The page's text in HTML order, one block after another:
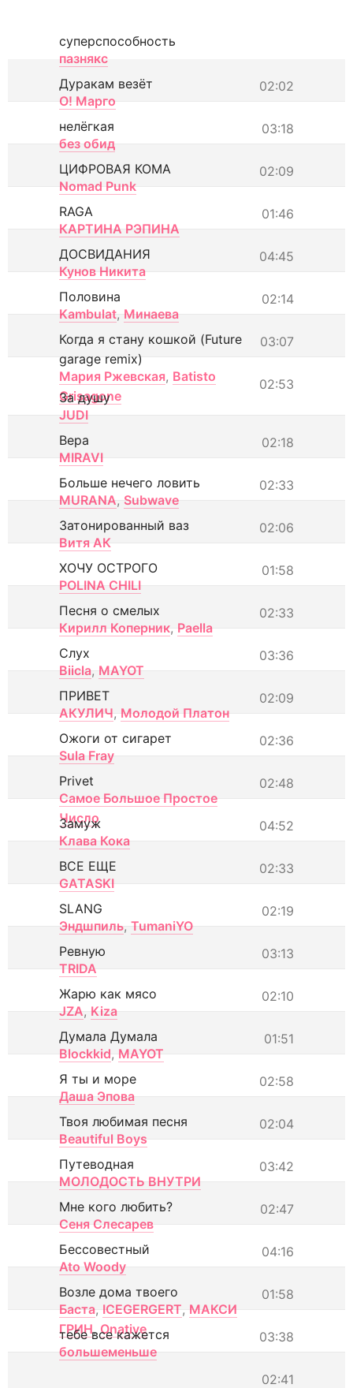
суперспособность
пазнякс
02:02
Дуракам везёт
О! Марго
03:18
нелёгкая
без обид
02:09
ЦИФРОВАЯ КОМА
Nomad Punk
01:46
RAGA
КАРТИНА РЭПИНА
04:45
ДОСВИДАНИЯ
Кунов Никита
02:14
Половина
Kambulat, Минаева
03:07
Когда я стану кошкой (Future
garage remix)
Мария Ржевская, Batisto
Grisagone
02:53
За душу
JUDI
02:18
Вера
MIRAVI
02:33
Больше нечего ловить
MURANA, Subwave
02:06
Затонированный ваз
Витя АК
01:58
ХОЧУ ОСТРОГО
POLINA CHILI
02:33
Песня о смелых
Кирилл Коперник, Paella
03:36
Слух
Biicla, MAYOT
02:09
ПРИВЕТ
АКУЛИЧ, Молодой Платон
02:36
Ожоги от сигарет
Sula Fray
02:48
Privet
Самое Большое Простое
Число
04:52
Замуж
Клава Кока
02:33
ВСЕ ЕЩЕ
GATASKI
02:19
SLANG
Эндшпиль, TumaniYO
03:13
Ревную
TRIDA
02:10
Жарю как мясо
JZA, Kiza
01:51
Думала Думала
Blockkid, MAYOT
02:58
Я ты и море
Даша Эпова
02:04
Твоя любимая песня
Beautiful Boys
03:42
Путеводная
МОЛОДОСТЬ ВНУТРИ
02:47
Мне кого любить?
Сеня Слесарев
04:16
Бессовестный
Ato Woody
01:58
Возле дома твоего
Баста, ICEGERGERT, МАКСИ
ГРИН, Onative 03:38
тебе все кажется
большеменьше
02:41